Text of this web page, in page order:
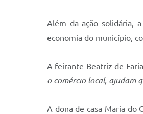
Além da ação solidária,
economia do município,
A feirante Beatriz de
o comércio local, ajudam
A dona de casa Maria do